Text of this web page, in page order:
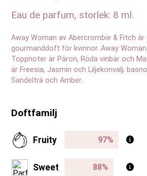
Eau de parfum, storlek: 8 ml.
Away Woman av Abercrombie & Fitch
gourmanddoft för kvinnor. Away
Toppnoter är Päron, Röda vinbär och
är Freesia, Jasmin och Liljekonvalj;
Sandelträ och Amber.
Doftfamilj
Fruity
Sweet